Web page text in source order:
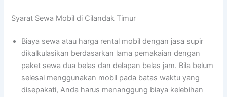
Syarat Sewa Mobil di Cilandak Timur
Biaya sewa atau harga rental mobil dengan jasa supir
dikalkulasikan berdasarkan lama pemakaian dengan
paket sewa dua belas dan delapan belas jam. Bila belum
selesai menggunakan mobil pada batas waktu yang
disepakati, Anda harus menanggung biaya kelebihan